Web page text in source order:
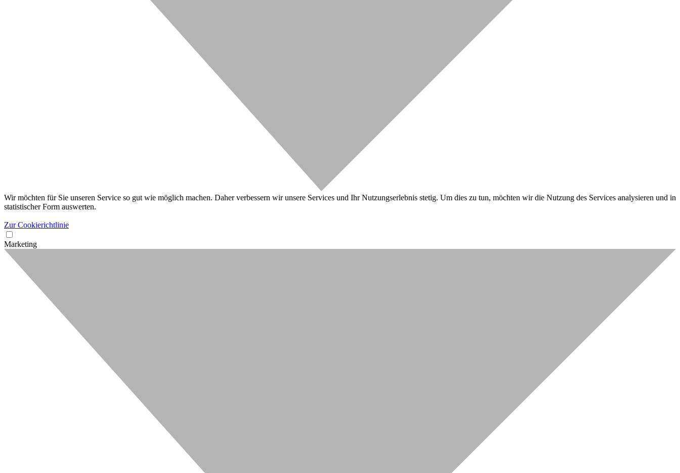
Wir möchten für Sie unseren Service so gut wie möglich machen. Daher verbessern wir unsere Services und Ihr Nutzungserlebnis stetig. Um dies zu tun, möchten wir die Nutzung des Services analysieren und in
statistischer Form auswerten.
Zur Cookierichtlinie
Marketing